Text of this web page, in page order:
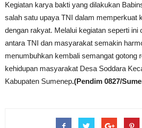
Kegiatan karya bakti yang dilakukan
salah satu upaya TNI dalam memperkuat
dengan rakyat. Melalui kegiatan seperti ini
antara TNI dan masyarakat semakin
menumbuhkan kembali semangat gotong
kehidupan masyarakat Desa Soddara
Kabupaten Sumenep.(Pendim 0827/